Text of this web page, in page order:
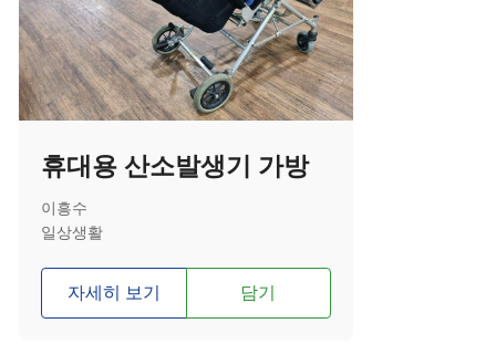
휴대용 산소발생기 가방
이흥수
일상생활
자세히 보기 담기